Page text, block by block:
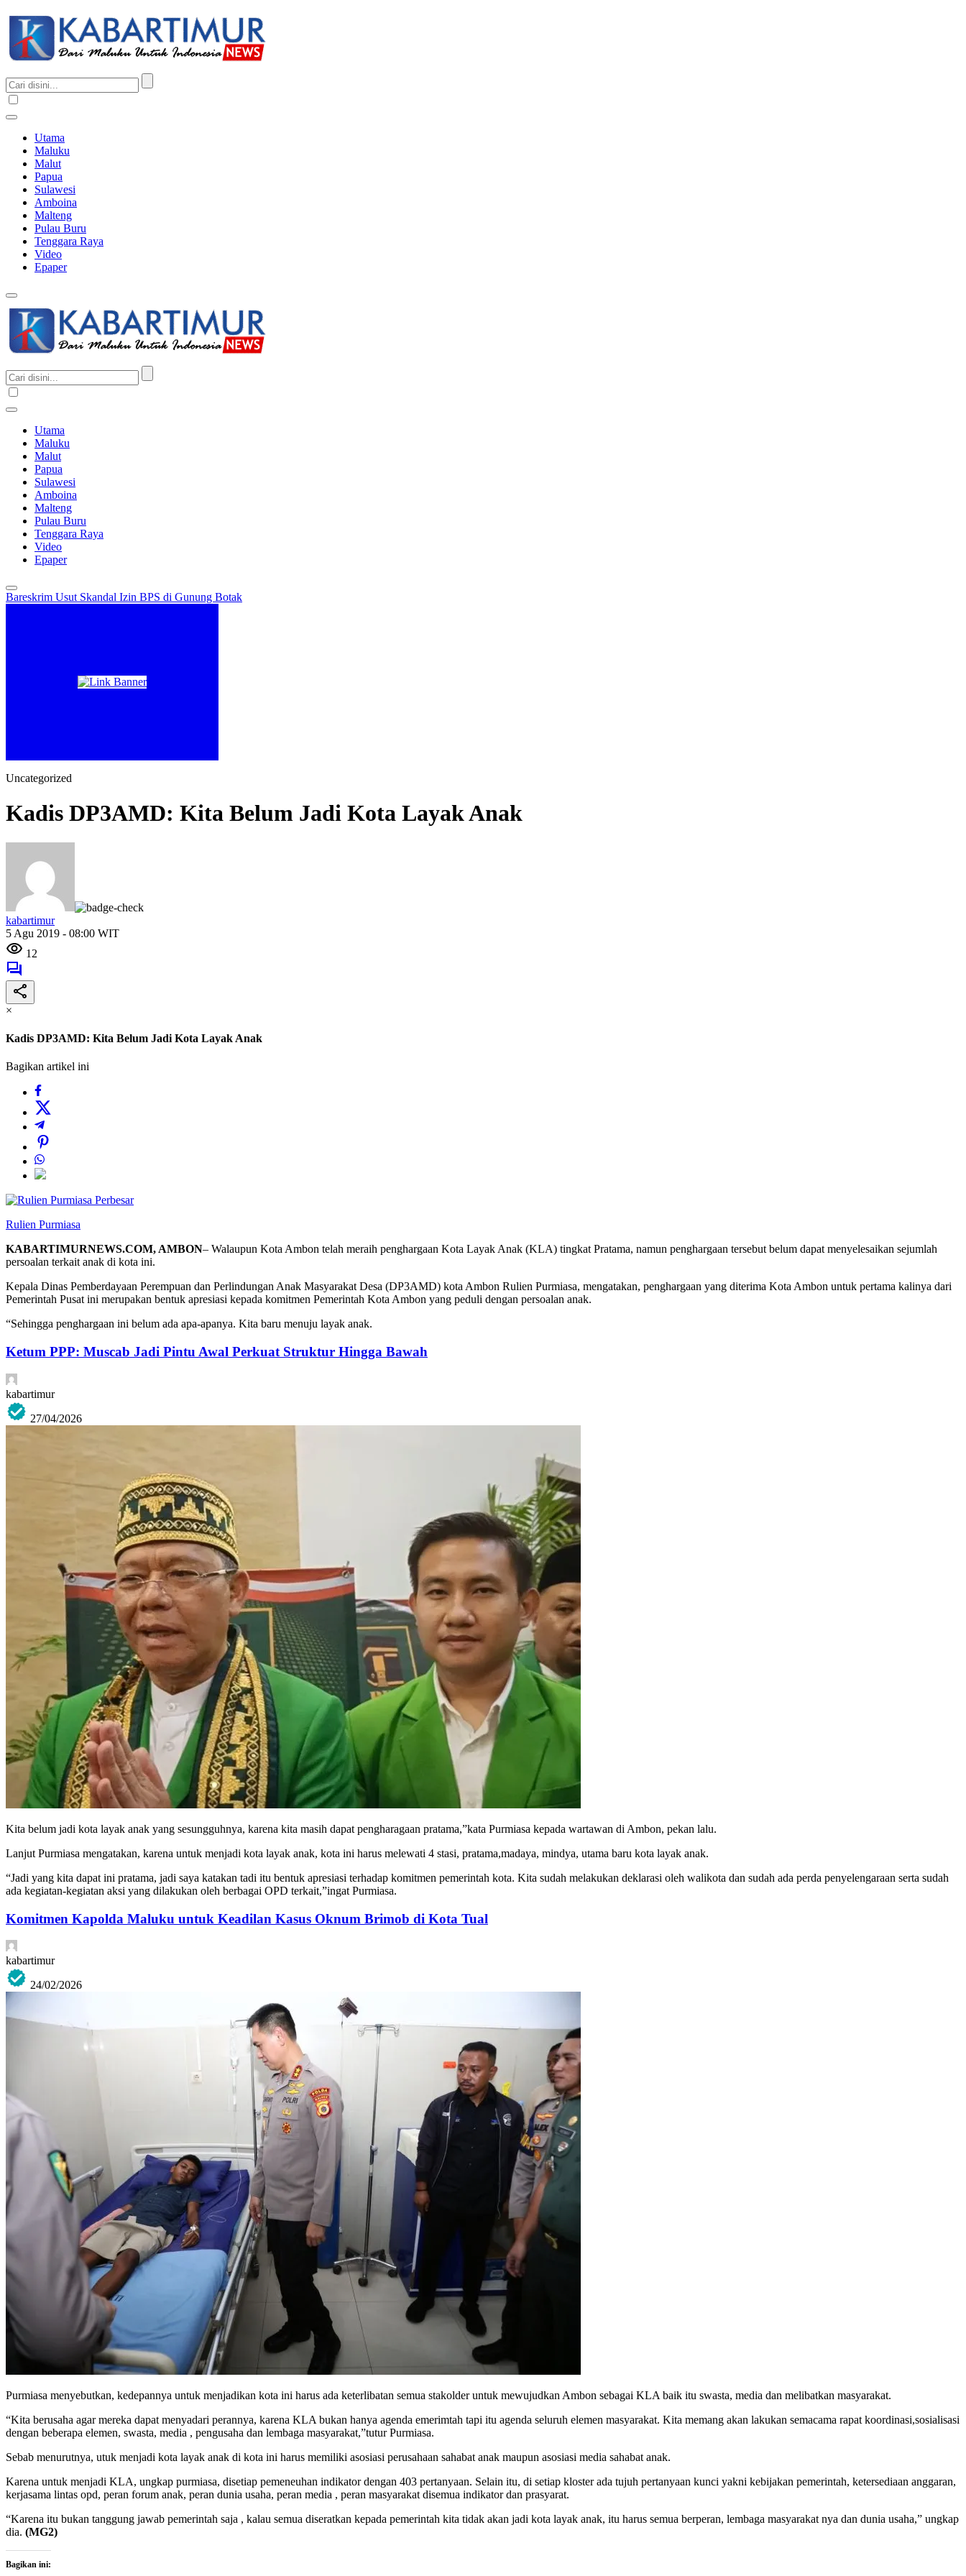
Utama
Maluku
Malut
Papua
Sulawesi
Amboina
Malteng
Pulau Buru
Tenggara Raya
Video
Epaper
Utama
Maluku
Malut
Papua
Sulawesi
Amboina
Malteng
Pulau Buru
Tenggara Raya
Video
Epaper
Bareskrim Usut Skandal Izin BPS di Gunung Botak
Uncategorized
Kadis DP3AMD: Kita Belum Jadi Kota Layak Anak
kabartimur
5 Agu 2019 - 08:00 WIT
12
×
Kadis DP3AMD: Kita Belum Jadi Kota Layak Anak
Bagikan artikel ini
Perbesar
Rulien Purmiasa
KABARTIMURNEWS.COM, AMBON– Walaupun Kota Ambon telah meraih penghargaan Kota Layak Anak (KLA) tingkat Pratama, namun penghargaan tersebut belum dapat menyelesaikan sejumlah
persoalan terkait anak di kota ini.
Kepala Dinas Pemberdayaan Perempuan dan Perlindungan Anak Masyarakat Desa (DP3AMD) kota Ambon Rulien Purmiasa, mengatakan, penghargaan yang diterima Kota Ambon untuk pertama kalinya dari
Pemerintah Pusat ini merupakan bentuk apresiasi kepada komitmen Pemerintah Kota Ambon yang peduli dengan persoalan anak.
“Sehingga penghargaan ini belum ada apa-apanya. Kita baru menuju layak anak.
Ketum PPP: Muscab Jadi Pintu Awal Perkuat Struktur Hingga Bawah
kabartimur
27/04/2026
Kita belum jadi kota layak anak yang sesungguhnya, karena kita masih dapat pengharagaan pratama,”kata Purmiasa kepada wartawan di Ambon, pekan lalu.
Lanjut Purmiasa mengatakan, karena untuk menjadi kota layak anak, kota ini harus melewati 4 stasi, pratama,madaya, mindya, utama baru kota layak anak.
“Jadi yang kita dapat ini pratama, jadi saya katakan tadi itu bentuk apresiasi terhadap komitmen pemerintah kota. Kita sudah melakukan deklarasi oleh walikota dan sudah ada perda penyelengaraan serta sudah
ada kegiatan-kegiatan aksi yang dilakukan oleh berbagai OPD terkait,”ingat Purmiasa.
Komitmen Kapolda Maluku untuk Keadilan Kasus Oknum Brimob di Kota Tual
kabartimur
24/02/2026
Purmiasa menyebutkan, kedepannya untuk menjadikan kota ini harus ada keterlibatan semua stakolder untuk mewujudkan Ambon sebagai KLA baik itu swasta, media dan melibatkan masyarakat.
“Kita berusaha agar mereka dapat menyadari perannya, karena KLA bukan hanya agenda emerimtah tapi itu agenda seluruh elemen masyarakat. Kita memang akan lakukan semacama rapat koordinasi,sosialisasi
dengan beberapa elemen, swasta, media , pengusaha dan lembaga masyarakat,”tutur Purmiasa.
Sebab menurutnya, utuk menjadi kota layak anak di kota ini harus memiliki asosiasi perusahaan sahabat anak maupun asosiasi media sahabat anak.
Karena untuk menjadi KLA, ungkap purmiasa, disetiap pemeneuhan indikator dengan 403 pertanyaan. Selain itu, di setiap kloster ada tujuh pertanyaan kunci yakni kebijakan pemerintah, ketersediaan anggaran,
kerjasama lintas opd, peran forum anak, peran dunia usaha, peran media , peran masyarakat disemua indikator dan prasyarat.
“Karena itu bukan tanggung jawab pemerintah saja , kalau semua diseratkan kepada pemerintah kita tidak akan jadi kota layak anak, itu harus semua berperan, lembaga masyarakat nya dan dunia usaha,” ungkap
dia. (MG2)
Bagikan ini: